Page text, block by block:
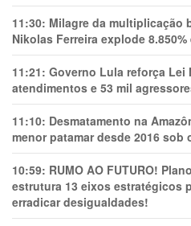
11:30: Milagre da multiplicação
Nikolas Ferreira explode
11:21: Governo Lula reforça Lei
atendimentos e 53 mil
11:10: Desmatamento na
menor patamar desde 2016 sob
10:59: RUMO AO FUTURO!
estrutura 13 eixos estratégicos
erradicar desigualdades!